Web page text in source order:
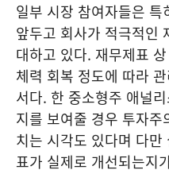
일부 시장 참여자들은
앞두고 회사가 적극적인
대하고 있다. 재무제표
체력 회복 정도에 따라
서다. 한 중소형주 애널
지를 보여줄 경우 투자
치는 시각도 있다며 다
표가 실제로 개선되는지